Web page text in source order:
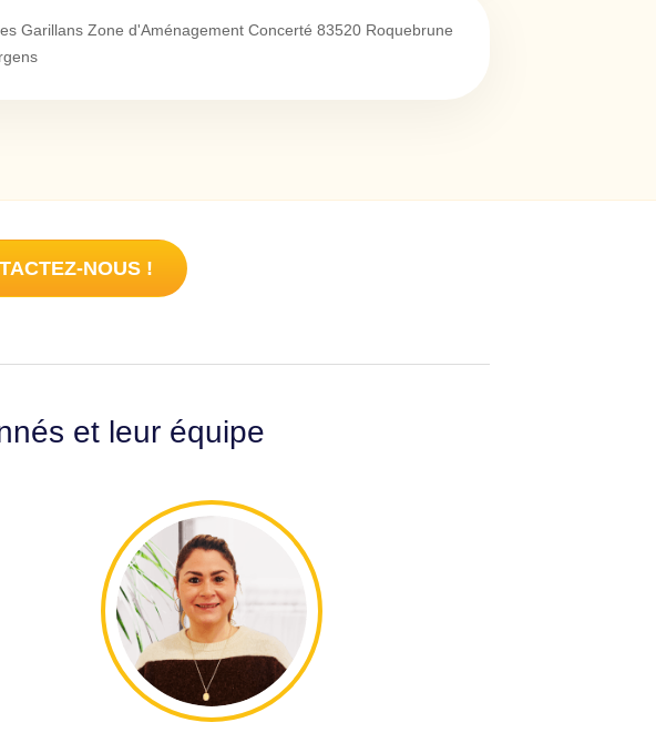
Garillans Zone d'Aménagement Concerté 83520 Roquebrune
NOUS !
et leur équipe